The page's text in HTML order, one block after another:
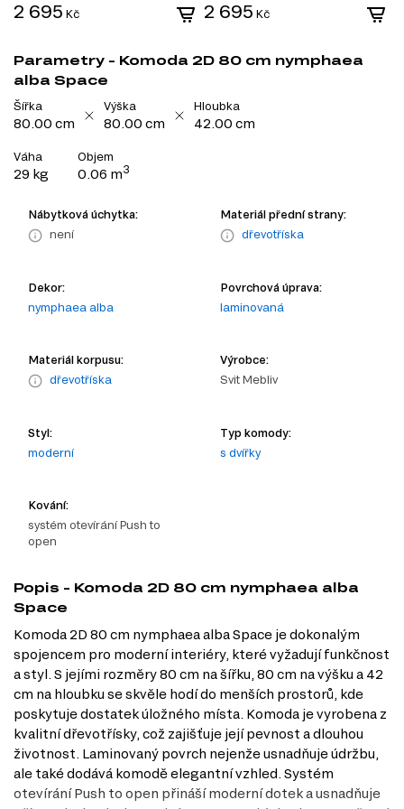
2 695 Kč 2 695 Kč
Parametry - Komoda 2D 80 cm nymphaea
alba Space
Šířka
80.00 cm
Výška
80.00 cm
Hloubka
42.00 cm
Váha
29 kg
Objem
0.06 m3
Nábytková úchytka:
není
Materiál přední strany:
dřevotříska
Dekor:
nymphaea alba
Povrchová úprava:
laminovaná
Materiál korpusu:
dřevotříska
Výrobce:
Svit Mebliv
Styl:
moderní
Typ komody:
s dvířky
Kování:
systém otevírání Push to
open
Popis - Komoda 2D 80 cm nymphaea alba
Space
Komoda 2D 80 cm nymphaea alba Space je dokonalým
spojencem pro moderní interiéry, které vyžadují funkčnost
a styl. S jejími rozměry 80 cm na šířku, 80 cm na výšku a 42
cm na hloubku se skvěle hodí do menších prostorů, kde
poskytuje dostatek úložného místa. Komoda je vyrobena z
kvalitní dřevotřísky, což zajišťuje její pevnost a dlouhou
životnost. Laminovaný povrch nejenže usnadňuje údržbu,
ale také dodává komodě elegantní vzhled. Systém
otevírání Push to open přináší moderní dotek a usnadňuje